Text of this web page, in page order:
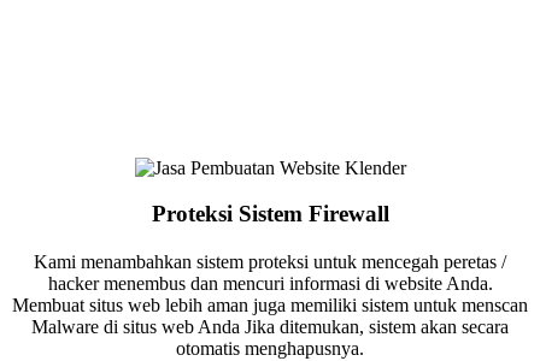
Proteksi Sistem Firewall
Kami menambahkan sistem proteksi untuk mencegah peretas /
hacker menembus dan mencuri informasi di website Anda.
Membuat situs web lebih aman juga memiliki sistem untuk menscan
Malware di situs web Anda Jika ditemukan, sistem akan secara
otomatis menghapusnya.